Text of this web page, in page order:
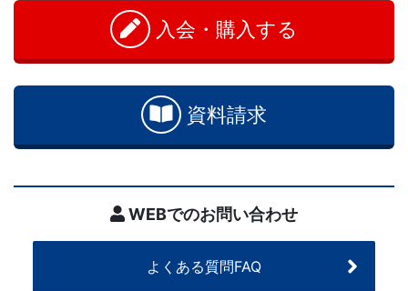
入会・購入する
資料請求
WEBでのお問い合わせ
よくある質問FAQ